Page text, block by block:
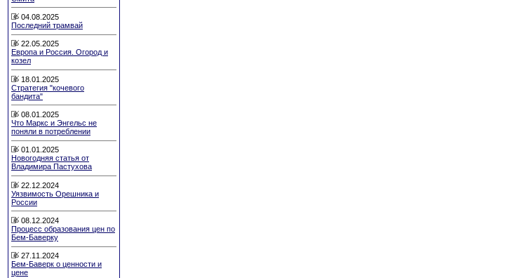
04.08.2025
Последний трамвай
22.05.2025
Европа и Россия. Огород и
козел
18.01.2025
Стратегия "кочевого
бандита"
08.01.2025
Что Маркс и Энгельс не
поняли в потреблении
01.01.2025
Новогодняя статья от
Владимира Пастухова
22.12.2024
Уязвимость Орешника и
России
08.12.2024
Процесс образования цен по
Бем-Баверку
27.11.2024
Бем-Баверк о ценности и
цене